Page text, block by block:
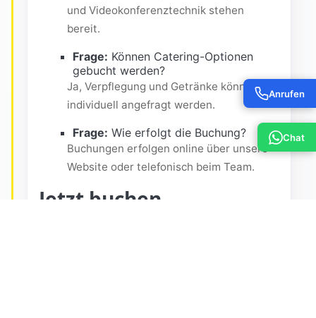
und Videokonferenztechnik stehen
bereit.
Frage: Können Catering-Optionen
gebucht werden?
Ja, Verpflegung und Getränke können
individuell angefragt werden.
Frage: Wie erfolgt die Buchung?
Buchungen erfolgen online über unsere
Website oder telefonisch beim Team.
Jetzt buchen
Anrufen
Chat